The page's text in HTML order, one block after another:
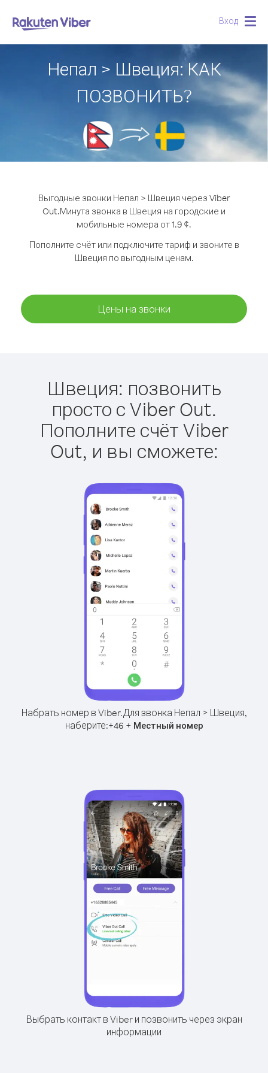
Вход
Непал > Швеция: КАК
ПОЗВОНИТЬ?
Выгодные звонки Непал > Швеция через Viber
Out.Минута звонка в Швеция на городские и
мобильные номера от 1.9 ¢.
Пополните счёт или подключите тариф и звоните в
Швеция по выгодным ценам.
Цены на звонки
Швеция: позвонить
просто с Viber Out.
Пополните счёт Viber
Out, и вы сможете:
Набрать номер в Viber.Для звонка Непал > Швеция,
наберите:+46 + Местный номер
Выбрать контакт в Viber и позвонить через экран
информации